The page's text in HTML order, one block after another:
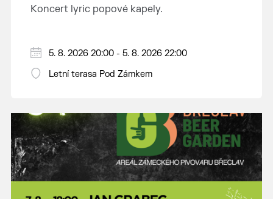
Koncert lyric popové kapely.
5. 8. 2026 20:00 - 5. 8. 2026 22:00
Letní terasa Pod Zámkem